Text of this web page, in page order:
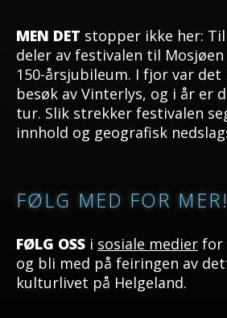
MEN DET stopper ikke her:
deler av festivalen til
150-årsjubileum. I fjor var det
besøk av Vinterlys, og i år er
tur. Slik strekker festivalen
innhold og geografisk
FØLG MED FOR MER!
FØLG OSS i sosiale medier for
og bli med på feiringen av
kulturlivet på Helgeland.